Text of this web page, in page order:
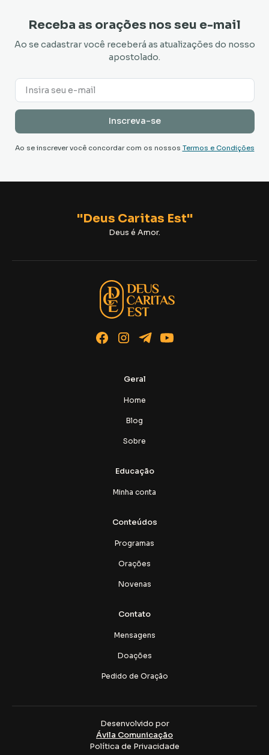
Receba as orações nos seu e-mail
Ao se cadastrar você receberá as atualizações do nosso
apostolado.
Ao se inscrever você concordar com os nossos Termos e Condições
"Deus Caritas Est"
Deus é Amor.
Geral
Home
Blog
Sobre
Educação
Minha conta
Conteúdos
Programas
Orações
Novenas
Contato
Mensagens
Doações
Pedido de Oração
Política de Privacidade
Desenvolvido por
Ávila Comunicação